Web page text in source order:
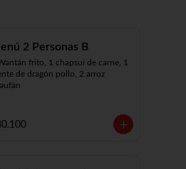
2 Personas B
frito, 1 chapsui de carne, 1
de dragón pollo, 2 arroz